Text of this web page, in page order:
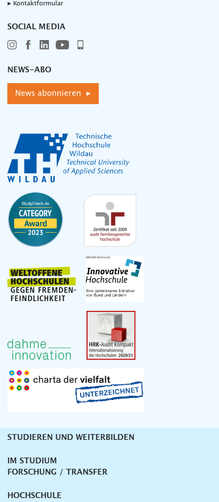
▸ Kontaktformular
SOCIAL MEDIA
NEWS-ABO
News abonnieren ▸
Unternavigation
STUDIEREN UND WEITERBILDEN
IM STUDIUM
FORSCHUNG / TRANSFER
HOCHSCHULE